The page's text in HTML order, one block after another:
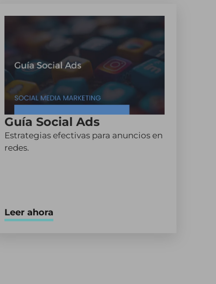
Guía Social Ads
Estrategias efectivas para anuncios en
redes.
Leer ahora